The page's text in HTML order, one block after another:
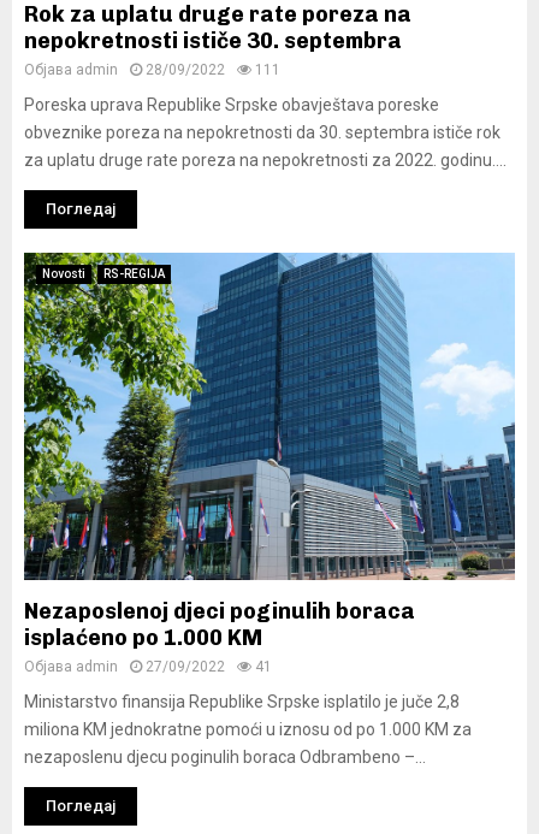
Rok za uplatu druge rate poreza na
nepokretnosti ističe 30. septembra
Објава admin 28/09/2022 111
Poreska uprava Republike Srpske obavještava poreske
obveznike poreza na nepokretnosti da 30. septembra ističe rok
za uplatu druge rate poreza na nepokretnosti za 2022. godinu....
Погледај
Novosti RS-REGIJA
Nezaposlenoj djeci poginulih boraca
isplaćeno po 1.000 KM
Објава admin 27/09/2022 41
Ministarstvo finansija Republike Srpske isplatilo je juče 2,8
miliona KM jednokratne pomoći u iznosu od po 1.000 KM za
nezaposlenu djecu poginulih boraca Odbrambeno –...
Погледај